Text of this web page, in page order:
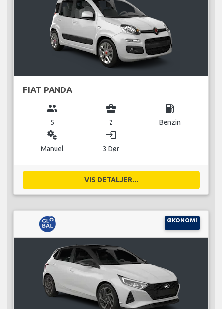
FIAT PANDA
group
5
business_center
2
local_gas_station
Benzin
miscellaneous_services
Manuel
login
3 Dør
VIS DETALJER...
ØKONOMI